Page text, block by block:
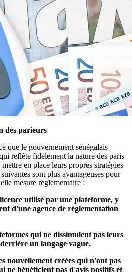
des parieurs
que le gouvernement sénégalais
reflète fidèlement la nature des paris
en place leurs propres stratégies
sont plus avantageuses pour
mesure réglementaire :
utilisé par une plateforme, y
d'une agence de réglementation
qui ne dissimulent pas leurs
un langage vague.
nouvellement créées qui n'ont pas
ne bénéficient pas d'avis positifs et